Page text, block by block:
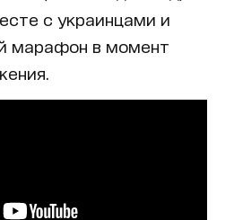
с украинцами и
марафон в момент